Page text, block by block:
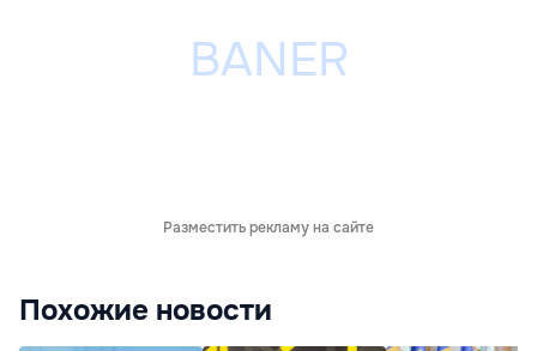
Разместить рекламу на сайте
Похожие новости